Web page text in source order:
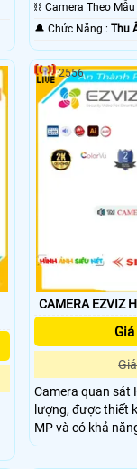
⛓ Camera Theo Mẫu
️🔔 Chức Năng : Thu
CAMERA EZVIZ
Camera quan sát
lượng, được thiết
MP và có khả
công nghệ Full Color 30m. Với
2556